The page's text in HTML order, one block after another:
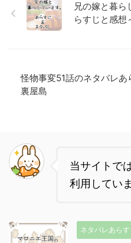
兄の嫁と暮
らすじと感想
怪物事変51話のネタバレあ
裏屋島
当サイトで
利用してい
ネタバレあらす